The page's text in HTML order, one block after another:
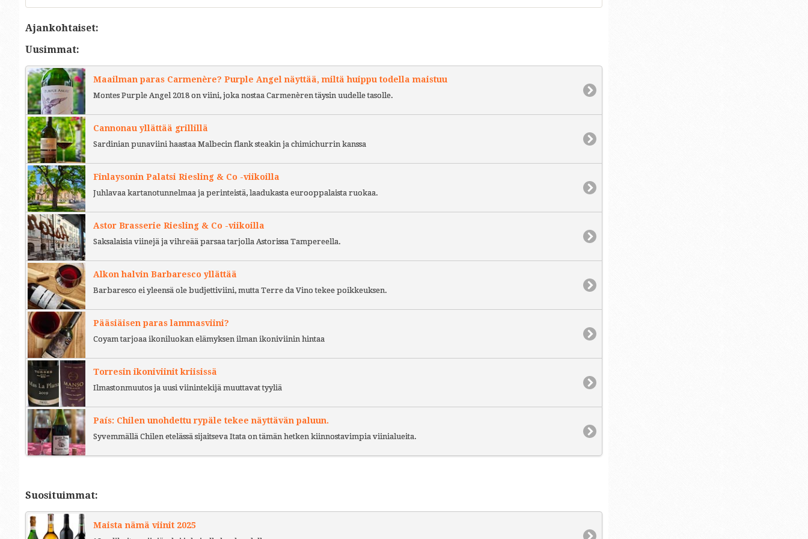
Ajankohtaiset:
Uusimmat:
Maailman paras Carmenère? Purple Angel näyttää, miltä huippu todella maistuu
Montes Purple Angel 2018 on viini, joka nostaa Carmenèren täysin uudelle tasolle.
Cannonau yllättää grillillä
Sardinian punaviini haastaa Malbecin flank steakin ja chimichurrin kanssa
Finlaysonin Palatsi Riesling & Co -viikoilla
Juhlavaa kartanotunnelmaa ja perinteistä, laadukasta eurooppalaista ruokaa.
Astor Brasserie Riesling & Co -viikoilla
Saksalaisia viinejä ja vihreää parsaa tarjolla Astorissa Tampereella.
Alkon halvin Barbaresco yllättää
Barbaresco ei yleensä ole budjettiviini, mutta Terre da Vino tekee poikkeuksen.
Pääsiäisen paras lammasviini?
Coyam tarjoaa ikoniluokan elämyksen ilman ikoniviinin hintaa
Torresin ikoniviinit kriisissä
Ilmastonmuutos ja uusi viinintekijä muuttavat tyyliä
País: Chilen unohdettu rypäle tekee näyttävän paluun.
Syvemmällä Chilen etelässä sijaitseva Itata on tämän hetken kiinnostavimpia viinialueita.
Suosituimmat:
Maista nämä viinit 2025